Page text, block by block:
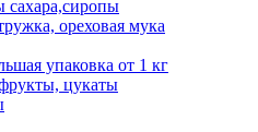
сахара,сиропы
ореховая мука
упаковка от 1 кг
цукаты